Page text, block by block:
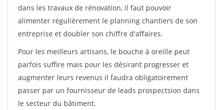
dans les travaux de rénovation, il faut pouvoir
alimenter régulièrement le planning chantiers de son
entreprise et doubler son chiffre d'affaires.
Pour les meilleurs artisans, le bouche à oreille peut
parfois suffire mais pour les désirant progresser et
augmenter leurs revenus il faudra obligatoirement
passer par un fournisseur de leads prospectsion dans
le secteur du bâtiment.